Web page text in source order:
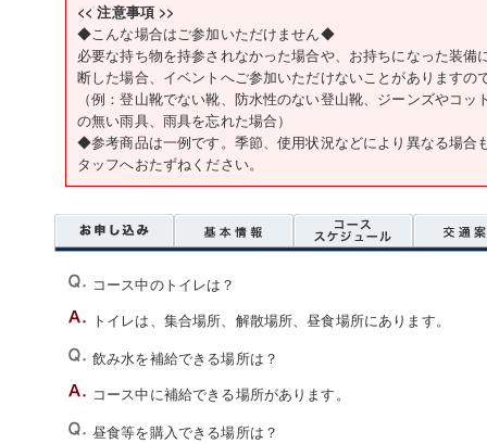
<< 注意事項 >>
◆こんな場合はご参加いただけません◆
必要な持ち物を持参されなかった場合や、お持ちになった装
断した場合、イベントへご参加いただけないことがありますの
（例：登山靴でない靴、防水性のない登山靴、ジーンズやコ
の無い雨具、雨具を忘れた場合）
◆参考商品は一例です。季節、使用状況などにより異なる場合
タッフへおたずねください。
コース中のトイレは？
トイレは、集合場所、解散場所、昼食場所にあります。
飲み水を補給できる場所は？
コース中に補給できる場所があります。
昼食等を購入できる場所は？